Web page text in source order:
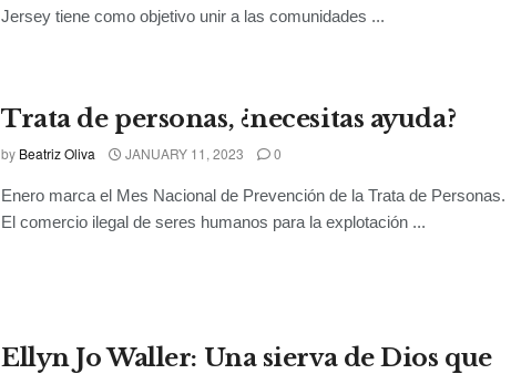
Jersey tiene como objetivo unir a las comunidades ...
Trata de personas, ¿necesitas ayuda?
by Beatriz Oliva JANUARY 11, 2023 0
Enero marca el Mes Nacional de Prevención de la Trata de Personas.
El comercio ilegal de seres humanos para la explotación ...
Ellyn Jo Waller: Una sierva de Dios que